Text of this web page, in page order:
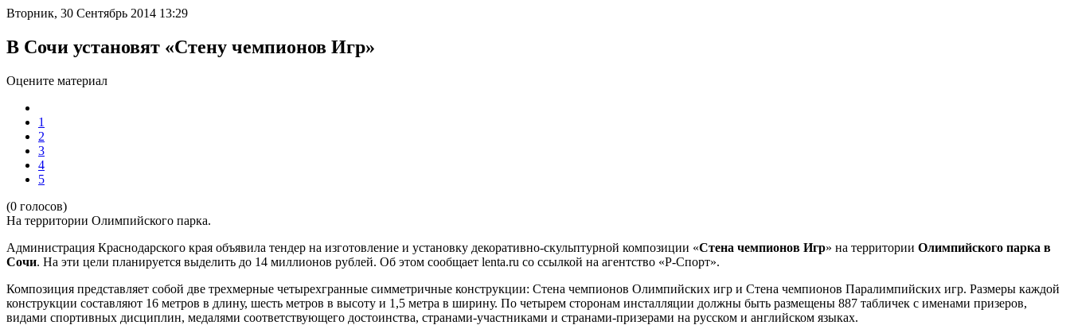
Вторник, 30 Сентябрь 2014 13:29
В Сочи установят «Стену чемпионов Игр»
Оцените материал
1
2
3
4
5
(0 голосов)
На территории Олимпийского парка.
Администрация Краснодарского края объявила тендер на изготовление и установку декоративно-скульптурной композиции «Стена чемпионов Игр» на территории Олимпийского парка в
Сочи. На эти цели планируется выделить до 14 миллионов рублей. Об этом сообщает lenta.ru со ссылкой на агентство «Р-Спорт».
Композиция представляет собой две трехмерные четырехгранные симметричные конструкции: Стена чемпионов Олимпийских игр и Стена чемпионов Паралимпийских игр. Размеры каждой
конструкции составляют 16 метров в длину, шесть метров в высоту и 1,5 метра в ширину. По четырем сторонам инсталляции должны быть размещены 887 табличек с именами призеров,
видами спортивных дисциплин, медалями соответствующего достоинства, странами-участниками и странами-призерами на русском и английском языках.